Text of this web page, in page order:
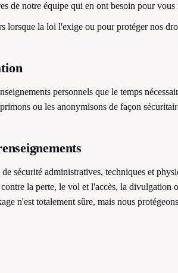
de notre équipe qui en ont besoin pour vous
lorsque la loi l'exige ou pour protéger nos
personnels que le temps
ou les anonymisons de façon
sécurité administratives, techniques et
contre la perte, le vol et l'accès, la
n'est totalement sûre, mais nous